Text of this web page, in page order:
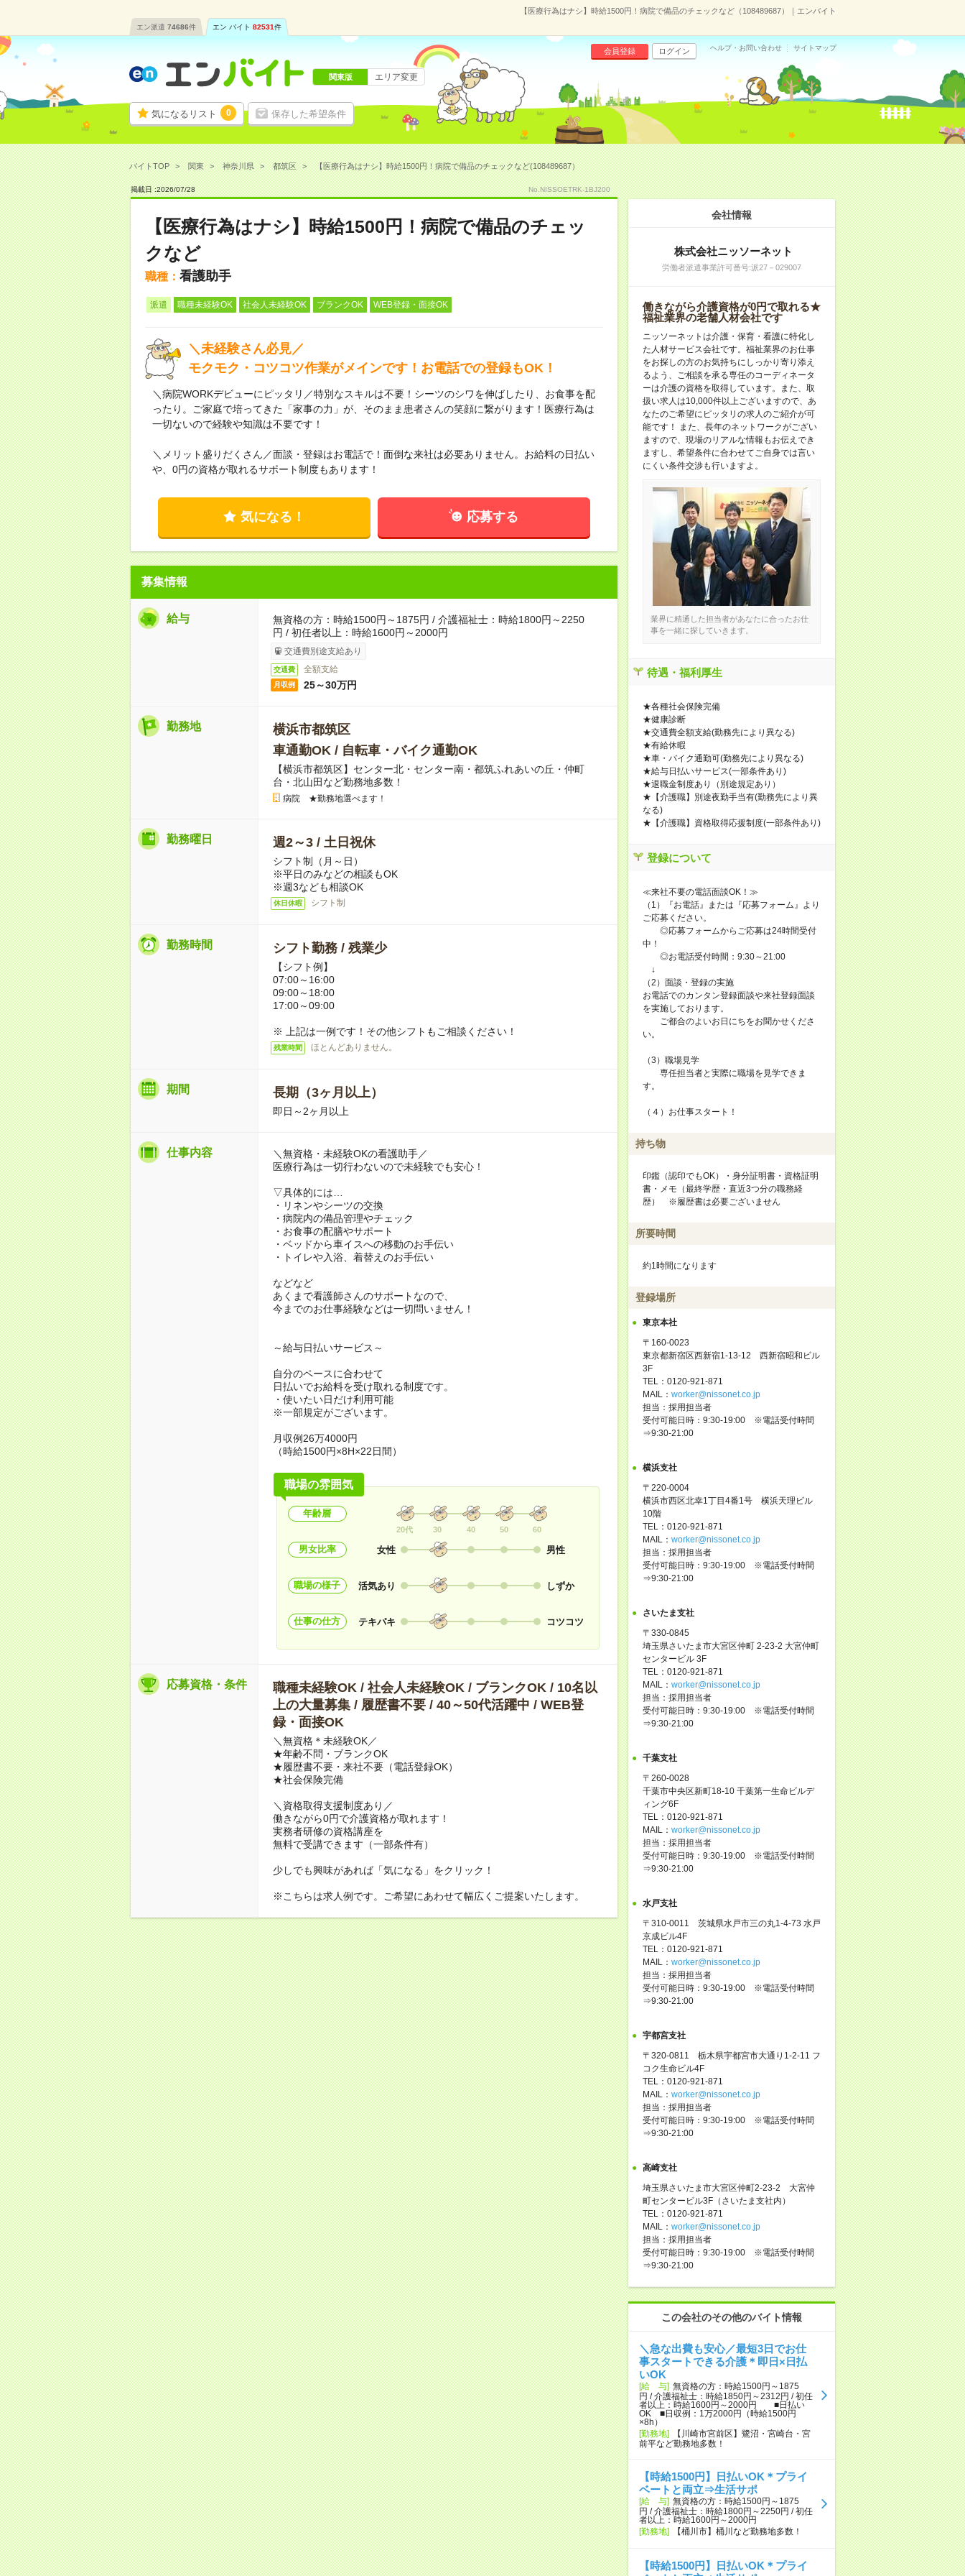
【医療行為はナシ】時給1500円！病院で備品のチェックなど（108489687）｜エンバイト
エン派遣 74686件 エン バイト 82531件
気になるリスト 0 保存した希望条件
会員登録 ログイン ヘルプ・お問い合わせ サイトマップ
関東版 エリア変更
バイトTOP 関東 神奈川県 都筑区 【医療行為はナシ】時給1500円！病院で備品のチェックなど(108489687）
掲載日 :2026/07/28 No.NISSOETRK-1BJ200
【医療行為はナシ】時給1500円！病院で備品のチェッ
クなど
職種： 看護助手
派遣 職種未経験OK 社会人未経験OK ブランクOK WEB登録・面接OK
＼未経験さん必見／
モクモク・コツコツ作業がメインです！お電話での登録もOK！
＼病院WORKデビューにピッタリ／特別なスキルは不要！シーツのシワを伸ばしたり、お食事を配
ったり。ご家庭で培ってきた「家事の力」が、そのまま患者さんの笑顔に繋がります！医療行為は
一切ないので経験や知識は不要です！
＼メリット盛りだくさん／面談・登録はお電話で！面倒な来社は必要ありません。お給料の日払い
や、0円の資格が取れるサポート制度もあります！
気になる！ 応募する
募集情報
給与
無資格の方：時給1500円～1875円 / 介護福祉士：時給1800円～2250
円 / 初任者以上：時給1600円～2000円
交通費別途支給あり
交通費 全額支給
月収例 25～30万円
勤務地
横浜市都筑区
車通勤OK / 自転車・バイク通勤OK
【横浜市都筑区】センター北・センター南・都筑ふれあいの丘・仲町
台・北山田など勤務地多数！
病院 ★勤務地選べます！
勤務曜日 週2～3 / 土日祝休
シフト制（月～日）
※平日のみなどの相談もOK
※週3なども相談OK
休日休暇 シフト制
勤務時間 シフト勤務 / 残業少
【シフト例】
07:00～16:00
09:00～18:00
17:00～09:00
※ 上記は一例です！その他シフトもご相談ください！
残業時間 ほとんどありません。
期間 長期（3ヶ月以上）
即日～2ヶ月以上
仕事内容
＼無資格・未経験OKの看護助手／
医療行為は一切行わないので未経験でも安心！
▽具体的には…
・リネンやシーツの交換
・病院内の備品管理やチェック
・お食事の配膳やサポート
・ベッドから車イスへの移動のお手伝い
・トイレや入浴、着替えのお手伝い
などなど
あくまで看護師さんのサポートなので、
今までのお仕事経験などは一切問いません！
～給与日払いサービス～
自分のペースに合わせて
日払いでお給料を受け取れる制度です。
・使いたい日だけ利用可能
※一部規定がございます。
月収例26万4000円
（時給1500円×8H×22日間）
職場の雰囲気
年齢層
20代 30 40 50 60
男女比率 女性 男性
職場の様子 活気あり しずか
仕事の仕方 テキパキ コツコツ
応募資格・条件
職種未経験OK / 社会人未経験OK / ブランクOK / 10名以
上の大量募集 / 履歴書不要 / 40～50代活躍中 / WEB登
録・面接OK
＼無資格＊未経験OK／
★年齢不問・ブランクOK
★履歴書不要・来社不要（電話登録OK）
★社会保険完備
＼資格取得支援制度あり／
働きながら0円で介護資格が取れます！
実務者研修の資格講座を
無料で受講できます（一部条件有）
少しでも興味があれば「気になる」をクリック！
※こちらは求人例です。ご希望にあわせて幅広くご提案いたします。
会社情報
株式会社ニッソーネット
労働者派遣事業許可番号:派27－029007
働きながら介護資格が0円で取れる★
福祉業界の老舗人材会社です
ニッソーネットは介護・保育・看護に特化し
た人材サービス会社です。福祉業界のお仕事
をお探しの方のお気持ちにしっかり寄り添え
るよう、ご相談を承る専任のコーディネータ
ーは介護の資格を取得しています。また、取
扱い求人は10,000件以上ございますので、あ
なたのご希望にピッタリの求人のご紹介が可
能です！ また、長年のネットワークがござい
ますので、現場のリアルな情報もお伝えでき
ますし、希望条件に合わせてご自身では言い
にくい条件交渉も行いますよ。
業界に精通した担当者があなたに合ったお仕
事を一緒に探していきます。
待遇・福利厚生
★各種社会保険完備
★健康診断
★交通費全額支給(勤務先により異なる)
★有給休暇
★車・バイク通勤可(勤務先により異なる)
★給与日払いサービス(一部条件あり)
★退職金制度あり（別途規定あり）
★【介護職】別途夜勤手当有(勤務先により異
なる)
★【介護職】資格取得応援制度(一部条件あり)
登録について
≪来社不要の電話面談OK！≫
（1）『お電話』または『応募フォーム』より
ご応募ください。
◎応募フォームからご応募は24時間受付
中！
◎お電話受付時間：9:30～21:00
↓
（2）面談・登録の実施
お電話でのカンタン登録面談や来社登録面談
を実施しております。
ご都合のよいお日にちをお聞かせくださ
い。
（3）職場見学
専任担当者と実際に職場を見学できま
す。
（４）お仕事スタート！
持ち物
印鑑（認印でもOK）・身分証明書・資格証明
書・メモ（最終学歴・直近3つ分の職務経
歴） ※履歴書は必要ございません
所要時間
約1時間になります
登録場所
東京本社
〒160-0023
東京都新宿区西新宿1-13-12 西新宿昭和ビル
3F
TEL：0120-921-871
MAIL： worker@nissonet.co.jp
担当：採用担当者
受付可能日時：9:30-19:00 ※電話受付時間
⇒9:30-21:00
横浜支社
〒220-0004
横浜市西区北幸1丁目4番1号 横浜天理ビル
10階
TEL：0120-921-871
MAIL： worker@nissonet.co.jp
担当：採用担当者
受付可能日時：9:30-19:00 ※電話受付時間
⇒9:30-21:00
さいたま支社
〒330-0845
埼玉県さいたま市大宮区仲町 2-23-2 大宮仲町
センタービル 3F
TEL：0120-921-871
MAIL： worker@nissonet.co.jp
担当：採用担当者
受付可能日時：9:30-19:00 ※電話受付時間
⇒9:30-21:00
千葉支社
〒260-0028
千葉市中央区新町18-10 千葉第一生命ビルデ
ィング6F
TEL：0120-921-871
MAIL： worker@nissonet.co.jp
担当：採用担当者
受付可能日時：9:30-19:00 ※電話受付時間
⇒9:30-21:00
水戸支社
〒310-0011 茨城県水戸市三の丸1-4-73 水戸
京成ビル4F
TEL：0120-921-871
MAIL： worker@nissonet.co.jp
担当：採用担当者
受付可能日時：9:30-19:00 ※電話受付時間
⇒9:30-21:00
宇都宮支社
〒320-0811 栃木県宇都宮市大通り1-2-11 フ
コク生命ビル4F
TEL：0120-921-871
MAIL： worker@nissonet.co.jp
担当：採用担当者
受付可能日時：9:30-19:00 ※電話受付時間
⇒9:30-21:00
高崎支社
埼玉県さいたま市大宮区仲町2-23-2 大宮仲
町センタービル3F（さいたま支社内）
TEL：0120-921-871
MAIL： worker@nissonet.co.jp
担当：採用担当者
受付可能日時：9:30-19:00 ※電話受付時間
⇒9:30-21:00
この会社のその他のバイト情報
＼急な出費も安心／最短3日でお仕
事スタートできる介護＊即日×日払
いOK
[給 与] 無資格の方：時給1500円～1875
円 / 介護福祉士：時給1850円～2312円 / 初任
者以上：時給1600円～2000円 ■日払い
OK ■日収例：1万2000円（時給1500円
×8h）
[勤務地]
【川崎市宮前区】鷺沼・宮崎台・宮
前平など勤務地多数！
【時給1500円】日払いOK＊プライ
ベートと両立⇒生活サポ
[給 与] 無資格の方：時給1500円～1875
円 / 介護福祉士：時給1800円～2250円 / 初任
者以上：時給1600円～2000円
[勤務地]
【桶川市】桶川など勤務地多数！
【時給1500円】日払いOK＊プライ